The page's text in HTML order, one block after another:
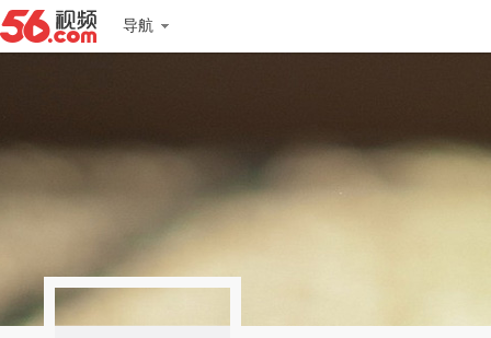
导航